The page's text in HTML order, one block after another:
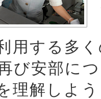
用する多
び安部に
理解しよ